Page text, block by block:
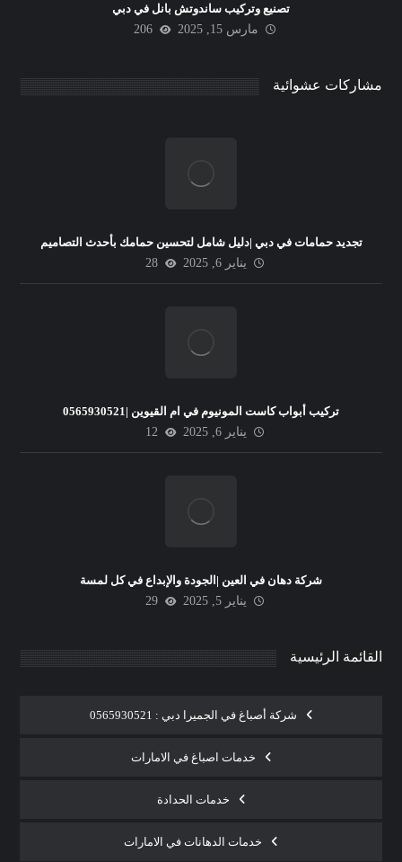
تصنيع وتركيب ساندوتش بانل في دبي
مارس 15, 2025
206
مشاركات عشوائية
تجديد حمامات في دبي |دليل شامل لتحسين حمامك بأحدث التصاميم
يناير 6, 2025
28
تركيب أبواب كاست المونيوم في ام القيوين |0565930521
يناير 6, 2025
12
شركة دهان في العين |الجودة والإبداع في كل لمسة
يناير 5, 2025
29
القائمة الرئيسية
شركة أصباغ في الجميرا دبي : 0565930521
خدمات اصباغ في الامارات
خدمات الحدادة
خدمات الدهانات في الامارات